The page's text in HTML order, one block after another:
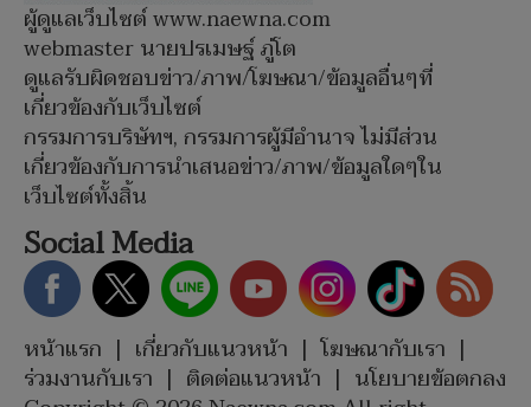
ผู้ดูแลเว็บไซต์ www.naewna.com
webmaster นายปรเมษฐ์ ภู่โต
ดูแลรับผิดชอบข่าว/ภาพ/โฆษณา/ข้อมูลอื่นๆที่
เกี่ยวข้องกับเว็บไซต์
กรรมการบริษัทฯ, กรรมการผู้มีอำนาจ ไม่มีส่วน
เกี่ยวข้องกับการนำเสนอข่าว/ภาพ/ข้อมูลใดๆใน
เว็บไซต์ทั้งสิ้น
Social Media
หน้าแรก | เกี่ยวกับแนวหน้า | โฆษณากับเรา |
ร่วมงานกับเรา | ติดต่อแนวหน้า | นโยบายข้อตกลง